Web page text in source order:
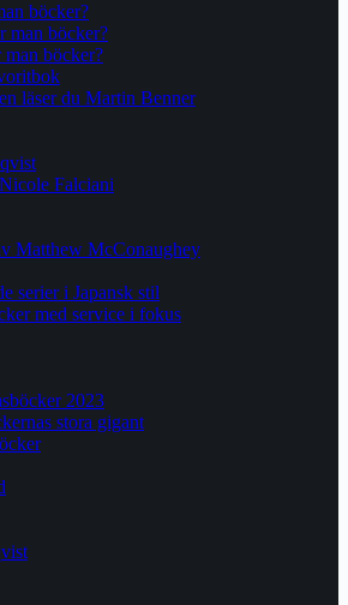
böcker?
man böcker?
man böcker?
läser du Martin Benner
Falciani
Matthew McConaughey
serier i Japansk stil
med service i fokus
2023
stora gigant